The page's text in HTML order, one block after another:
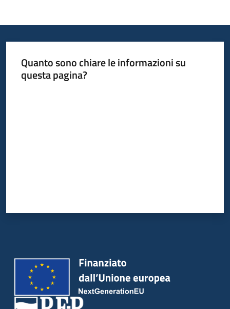
Quanto sono chiare le informazioni su
questa pagina?